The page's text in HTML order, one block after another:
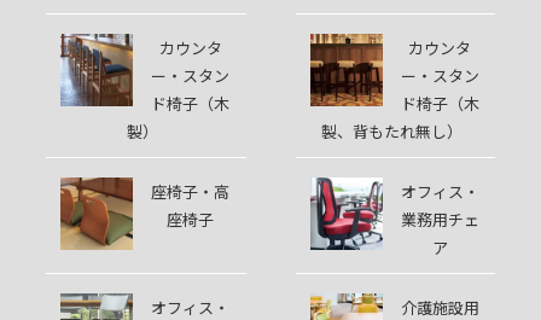
カウンタ
ー・スタン
ド椅子（木
製）
カウンタ
ー・スタン
ド椅子（木
製、背もたれ無し）
座椅子・高
座椅子
オフィス・
業務用チェ
ア
オフィス・
介護施設用